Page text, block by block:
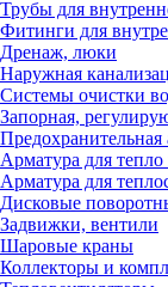
Трубы для
Фитинги для
Дренаж, люки
Наружная
Системы очистки
Запорная,
Предохранительная
Арматура для
Арматура для
Дисковые
Задвижки, вентили
Шаровые краны
Коллекторы и